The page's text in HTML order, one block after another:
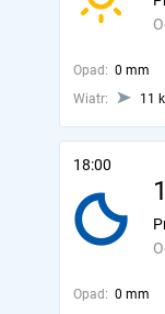
Opad: 0 mm
Wiatr:
11
18:00
Opad: 0 mm